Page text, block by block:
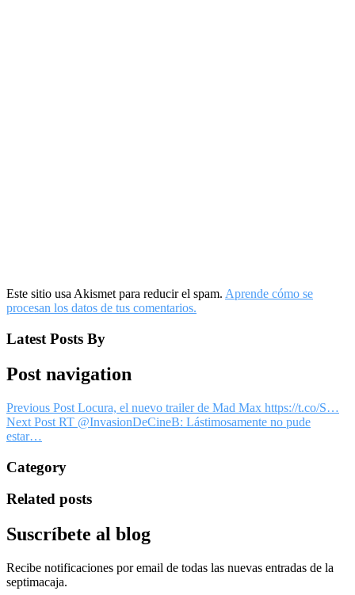
Este sitio usa Akismet para reducir el spam. Aprende cómo se
procesan los datos de tus comentarios.
Latest Posts By
Post navigation
Previous Post Locura, el nuevo trailer de Mad Max https://t.co/S…
Next Post RT @InvasionDeCineB: Lástimosamente no pude
estar…
Category
Related posts
Suscríbete al blog
Recibe notificaciones por email de todas las nuevas entradas de la
septimacaja.